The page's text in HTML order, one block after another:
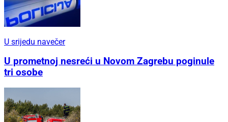
U srijedu navečer
U prometnoj nesreći u Novom Zagrebu poginule
tri osobe